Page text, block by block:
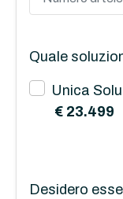
Quale
Unica
€ 23.499
Desidero